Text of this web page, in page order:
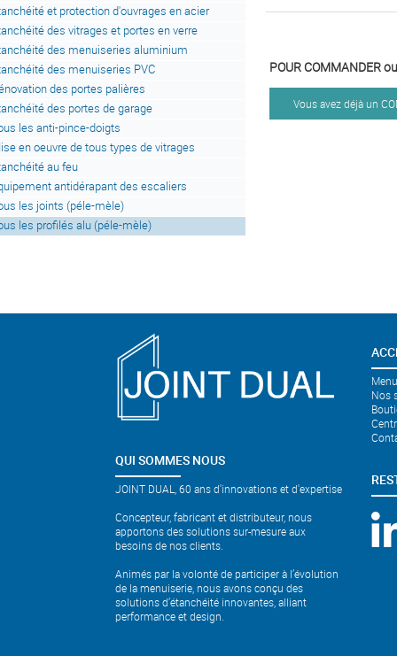
et protection d'ouvrages en acier
des vitrages et portes en verre
des menuiseries aluminium
des menuiseries PVC
des portes palières
des portes de garage
les anti-pince-doigts
en oeuvre de tous types de vitrages
au feu
antidérapant des escaliers
les joints (péle-mèle)
les profilés alu (péle-mèle)
POUR COMMANDER
Vous avez déjà un
QUI SOMMES NOUS
JOINT DUAL, 60 ans d'innovations et d'expertise
Concepteur, fabricant et distributeur, nous
apportons des solutions sur-mesure aux
besoins de nos clients.
Animés par la volonté de participer à l’évolution
de la menuiserie, nous avons conçu des
solutions d’étanchéité innovantes, alliant
performance et design.
Nos